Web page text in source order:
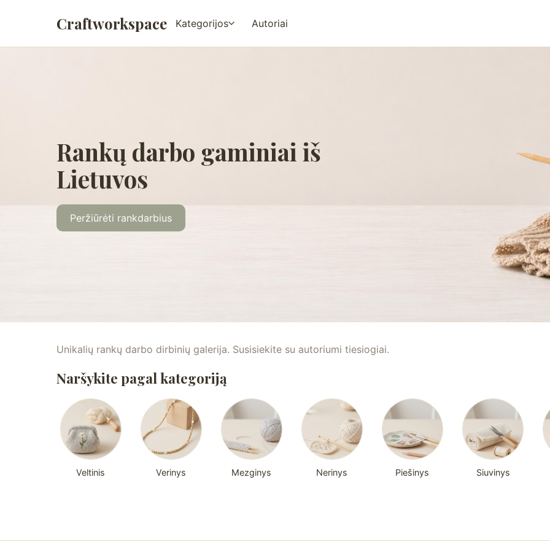
Craftworkspace Kategorijos Autoriai
Rankų darbo gaminiai iš
Lietuvos
Peržiūrėti rankdarbius
Unikalių rankų darbo dirbinių galerija. Susisiekite su autoriumi tiesiogiai.
Naršykite pagal kategoriją
Veltinis Verinys Mezginys Nerinys Piešinys Siuvinys